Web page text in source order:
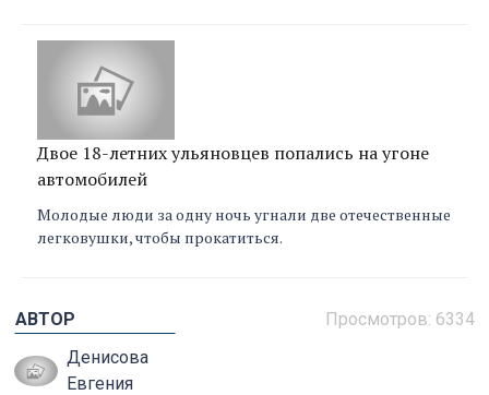
Двое 18-летних ульяновцев попались на угоне
автомобилей
Молодые люди за одну ночь угнали две отечественные
легковушки, чтобы прокатиться.
Просмотров: 6334
АВТОР
Денисова
Евгения